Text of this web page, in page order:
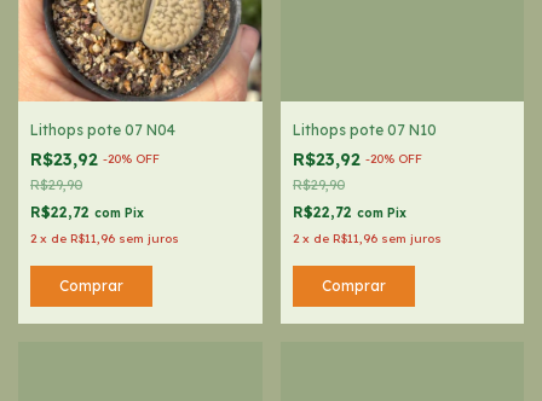
Lithops pote 07 N04
R$23,92 -20% OFF
R$29,90
R$22,72 com Pix
2 x de R$11,96 sem juros
Lithops pote 07 N10
R$23,92 -20% OFF
R$29,90
R$22,72 com Pix
2 x de R$11,96 sem juros